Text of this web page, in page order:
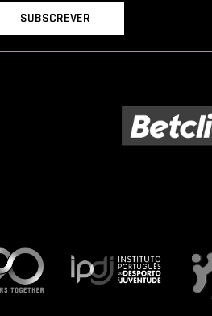
SUBSCREVER